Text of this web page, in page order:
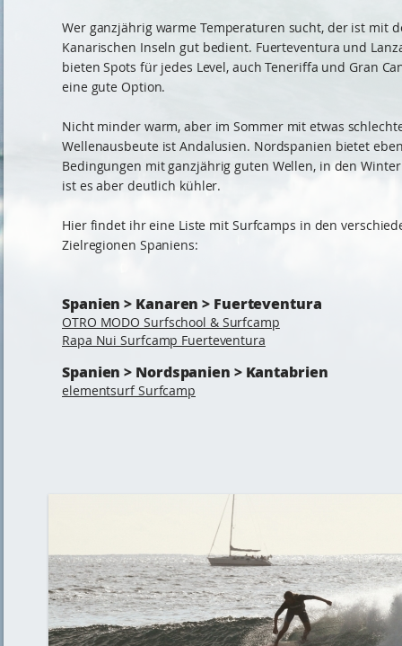
Wer ganzjährig warme Temperaturen sucht, der ist mit
Kanarischen Inseln gut bedient. Fuerteventura und
bieten Spots für jedes Level, auch Teneriffa und Gran
eine gute Option.
Nicht minder warm, aber im Sommer mit etwas
Wellenausbeute ist Andalusien. Nordspanien bietet
Bedingungen mit ganzjährig guten Wellen, in den
ist es aber deutlich kühler.
Hier findet ihr eine Liste mit Surfcamps in den
Zielregionen Spaniens:
Spanien > Kanaren > Fuerteventura
OTRO MODO Surfschool & Surfcamp
Rapa Nui Surfcamp Fuerteventura
Spanien > Nordspanien > Kantabrien
elementsurf Surfcamp